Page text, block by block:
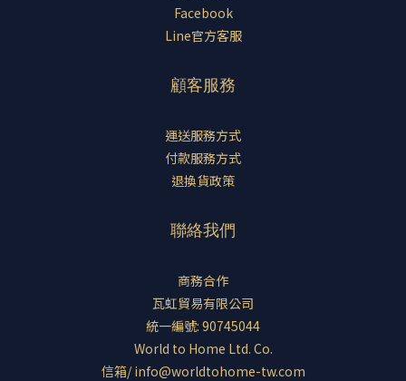
Facebook
Line官方客服
顧客服務
運送服務方式
付款服務方式
退換貨政策
聯絡我們
商務合作
瓦虹貿易有限公司
統一編號: 90745044
World to Home Ltd. Co.
信箱/ info@worldtohome-tw.com